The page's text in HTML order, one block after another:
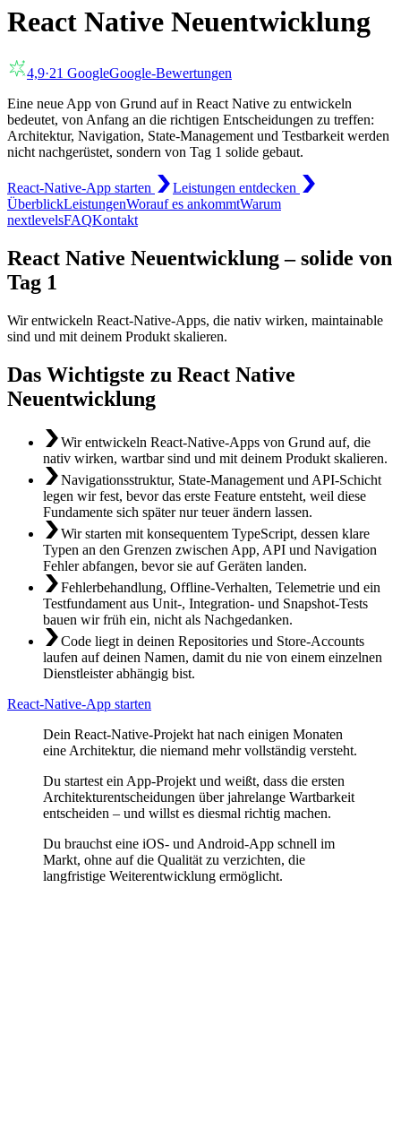
React Native Neuentwicklung
4,9·21 GoogleGoogle-Bewertungen
Eine neue App von Grund auf in React Native zu entwickeln
bedeutet, von Anfang an die richtigen Entscheidungen zu treffen:
Architektur, Navigation, State-Management und Testbarkeit werden
nicht nachgerüstet, sondern von Tag 1 solide gebaut.
React-Native-App starten
Leistungen entdecken
ÜberblickLeistungenWorauf es ankommtWarum
nextlevelsFAQKontakt
React Native Neuentwicklung – solide von
Tag 1
Wir entwickeln React-Native-Apps, die nativ wirken, maintainable
sind und mit deinem Produkt skalieren.
Das Wichtigste zu React Native
Neuentwicklung
Wir entwickeln React-Native-Apps von Grund auf, die
nativ wirken, wartbar sind und mit deinem Produkt skalieren.
Navigationsstruktur, State-Management und API-Schicht
legen wir fest, bevor das erste Feature entsteht, weil diese
Fundamente sich später nur teuer ändern lassen.
Wir starten mit konsequentem TypeScript, dessen klare
Typen an den Grenzen zwischen App, API und Navigation
Fehler abfangen, bevor sie auf Geräten landen.
Fehlerbehandlung, Offline-Verhalten, Telemetrie und ein
Testfundament aus Unit-, Integration- und Snapshot-Tests
bauen wir früh ein, nicht als Nachgedanken.
Code liegt in deinen Repositories und Store-Accounts
laufen auf deinen Namen, damit du nie von einem einzelnen
Dienstleister abhängig bist.
React-Native-App starten
Dein React-Native-Projekt hat nach einigen Monaten
eine Architektur, die niemand mehr vollständig versteht.
Du startest ein App-Projekt und weißt, dass die ersten
Architekturentscheidungen über jahrelange Wartbarkeit
entscheiden – und willst es diesmal richtig machen.
Du brauchst eine iOS- und Android-App schnell im
Markt, ohne auf die Qualität zu verzichten, die
langfristige Weiterentwicklung ermöglicht.